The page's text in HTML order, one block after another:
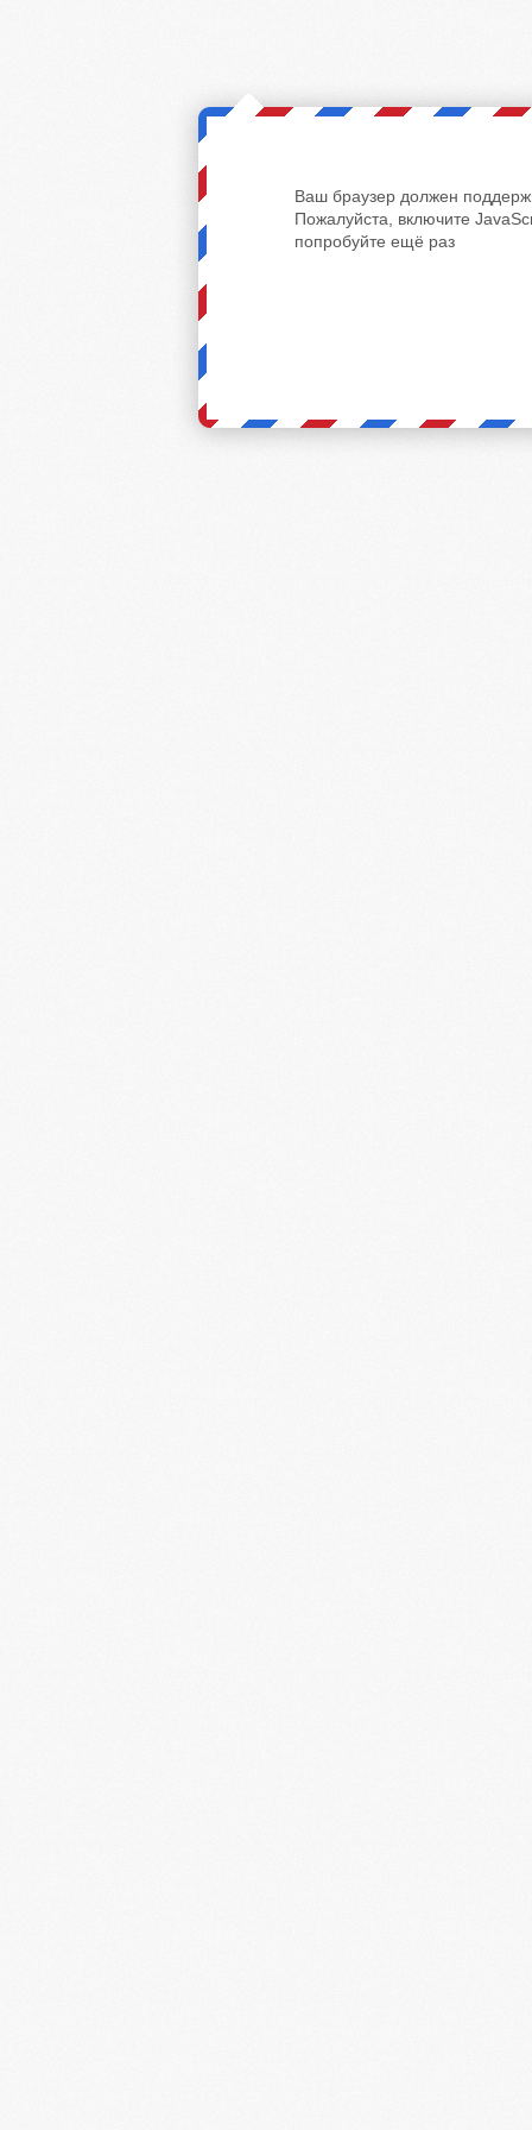
Ваш браузер должен
Пожалуйста, включите
попробуйте ещё раз